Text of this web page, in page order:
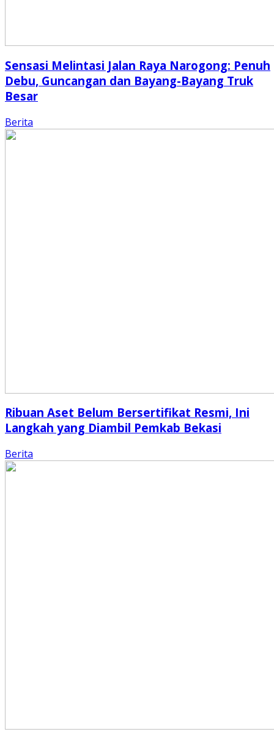
Sensasi Melintasi Jalan Raya Narogong: Penuh
Debu, Guncangan dan Bayang-Bayang Truk
Besar
Berita
Ribuan Aset Belum Bersertifikat Resmi, Ini
Langkah yang Diambil Pemkab Bekasi
Berita